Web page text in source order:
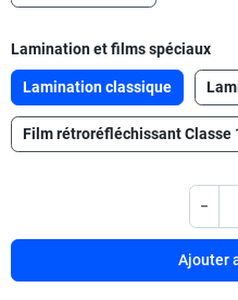
Lamination et films spéciaux
Lamination classique
Film rétroréfléchissant Classe
−
Ajouter